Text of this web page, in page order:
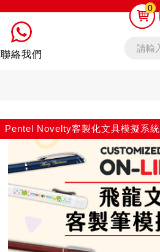
自動鉛筆芯
聯絡我們
0
0
Pentel Novelty客製化文具模擬系統